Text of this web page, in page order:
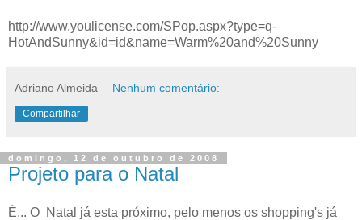
http://www.youlicense.com/SPop.aspx?type=q-
HotAndSunny&id=id&name=Warm%20and%20Sunny
Adriano Almeida Nenhum comentário:
Compartilhar
domingo, 12 de outubro de 2008
Projeto para o Natal
É... O Natal já esta próximo, pelo menos os shopping's já